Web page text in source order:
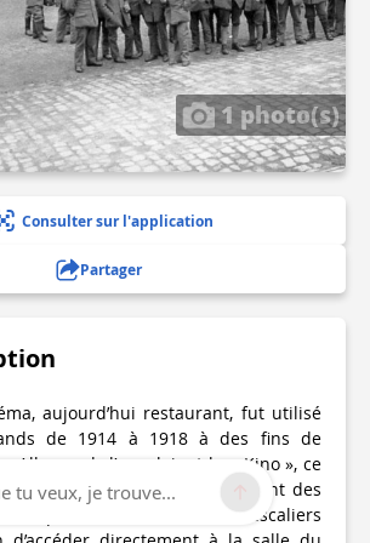
1 photo(s)
Consulter sur l'application
Partager
aujourd’hui restaurant, fut utilisé
de 1914 à 1918 à des fins de
Allemands l’appelaient le « Kino », ce
cinéma » en allemand. Ils y firent des
que l’installation de deux escaliers
tu veux, je trouve...